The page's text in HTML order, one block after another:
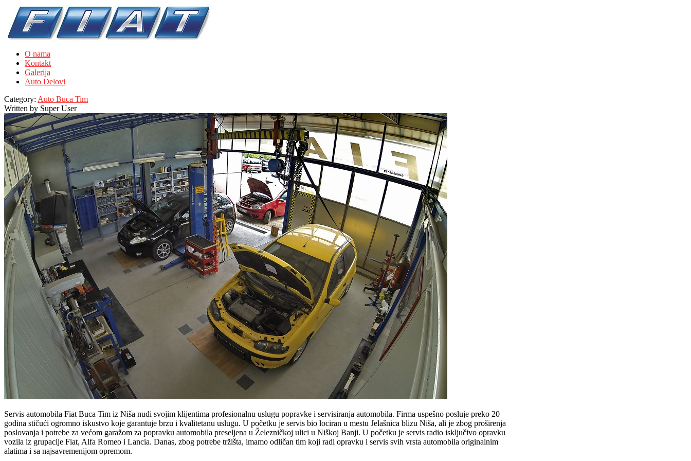
O nama
Kontakt
Galerija
Auto Delovi
Category: Auto Buca Tim
Written by Super User
Servis automobila Fiat Buca Tim iz Niša nudi svojim klijentima profesionalnu uslugu popravke i servisiranja automobila. Firma uspešno posluje preko 20
godina stičući ogromno iskustvo koje garantuje brzu i kvalitetanu uslugu. U početku je servis bio lociran u mestu Jelašnica blizu Niša, ali je zbog proširenja
poslovanja i potrebe za većom garažom za popravku automobila preseljena u Železničkoj ulici u Niškoj Banji. U početku je servis radio isključivo opravku
vozila iz grupacije Fiat, Alfa Romeo i Lancia. Danas, zbog potrebe tržišta, imamo odličan tim koji radi opravku i servis svih vrsta automobila originalnim
alatima i sa najsavremenijom opremom.